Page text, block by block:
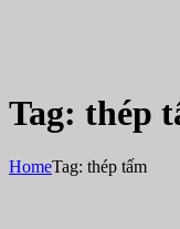
Tag: thép
HomeTag: thép tấm